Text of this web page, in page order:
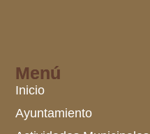
Menú
Inicio
Ayuntamiento